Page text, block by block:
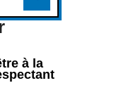
à la